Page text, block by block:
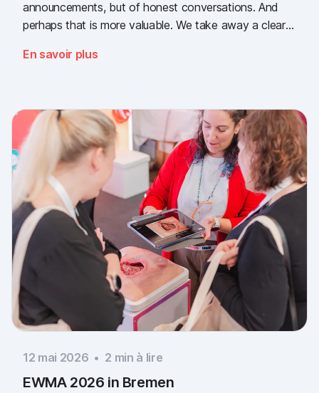
announcements, but of honest conversations. And
perhaps that is more valuable. We take away a clear
documentation is there, across every sector. Thank
En savoir plus
12 mai 2026 • 2 min à lire
EWMA 2026 in Bremen